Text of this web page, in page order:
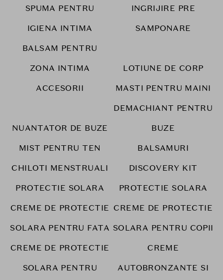
SPUMA PENTRU
IGIENA INTIMA
INGRIJIRE PRE
SAMPONARE
BALSAM PENTRU
ZONA INTIMA
LOTIUNE DE CORP
ACCESORII
MASTI PENTRU MAINI
NUANTATOR DE BUZE
DEMACHIANT PENTRU
BUZE
MIST PENTRU TEN
BALSAMURI
CHILOTI MENSTRUALI
DISCOVERY KIT
PROTECTIE SOLARA
PROTECTIE SOLARA
CREME DE PROTECTIE
SOLARA PENTRU FATA
CREME DE PROTECTIE
SOLARA PENTRU COPII
CREME DE PROTECTIE
SOLARA PENTRU
CREME
AUTOBRONZANTE SI